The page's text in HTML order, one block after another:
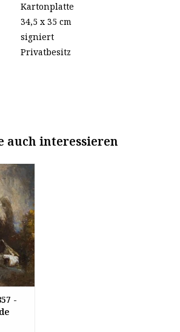
Kartonplatte
34,5 x 35 cm
signiert
Privatbesitz
auch interessieren
-